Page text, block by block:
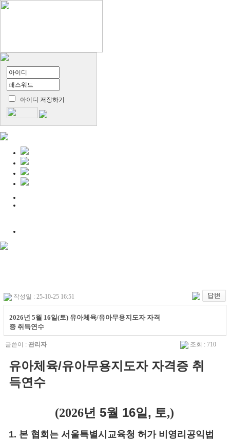
아이디 저장하기
작성일 : 25-10-25 16:51
2026년 5월 16일(토) 유아체육/유아무용지도자 자격
증 취득연수
글쓴이 : 관리자 조회 : 710
유아체육/유아무용지도자 자격증 취
득연수
(2026년 5월 16일, 토,)
1. 본 협회는 서울특별시교육청 허가 비영리공익법